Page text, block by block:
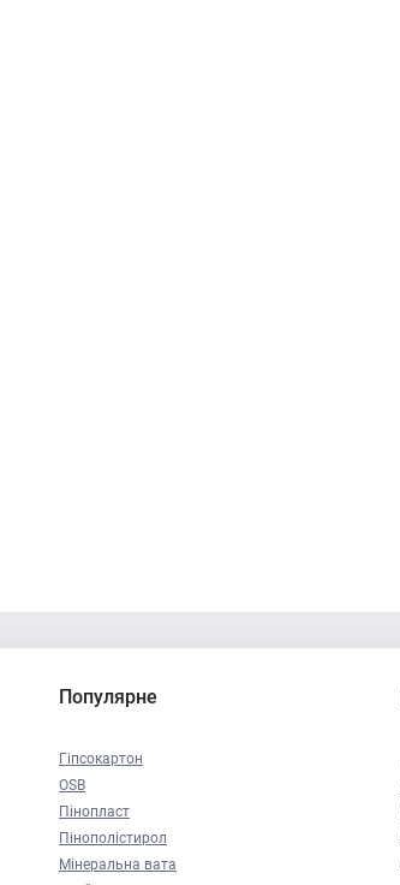
Популярне
Гіпсокартон
OSB
Пінопласт
Пінополістирол
Мінеральна вата